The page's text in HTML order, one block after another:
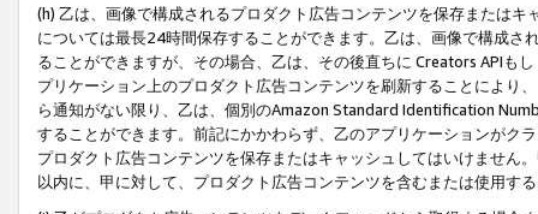
(h) 乙は、画像で構成されるプロダクト広告コンテンツを保存または
については最長24時間保存することができます。乙は、画像で構成
ることができますが、その場合、乙は、その後直ちに Creators APIも
プリケーション上のプロダクト広告コンテンツを刷新することにより
ら通知がない限り、乙は、個別のAmazon Standard Identification
することができます。前記にかかわらず、乙のアプリケーションがク
プロダクト広告コンテンツを保存またはキャッシュしてはいけません
以内に、甲に対して、プロダクト広告コンテンツを含むまたは使用す